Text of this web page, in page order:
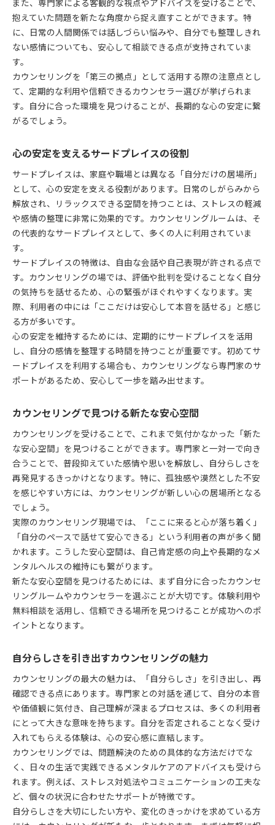
カウンセリングで実感する癒やしの効果
サードプレイスで心が安らぐカウンセリング体験
癒やしを深めるカウンセリングの活用方法
安心して癒やされるカウンセリングの魅力
また、専門家による客観的な視点やアドバイスを受けることで、
抱えていた問題を新たな角度から捉え直すことができます。特
に、日常の人間関係では話しづらい悩みや、自分でも整理しきれ
ない感情についても、安心して相談できる点が支持されていま
す。
カウンセリングを「第三の拠点」として活用する際の注意点とし
て、定期的な利用や信頼できるカウンセラー選びが挙げられま
す。自分に合った環境を見つけることが、長期的な心の安定に繋
がるでしょう。
心の安定を支えるサードプレイスの役割
サードプレイスは、家庭や職場とは異なる「自分だけの居場所」
として、心の安定を支える役割があります。日常のしがらみから
解放され、リラックスできる空間を持つことは、ストレスの軽減
や感情の整理に非常に効果的です。カウンセリングルームは、そ
の代表的なサードプレイスとして、多くの人に利用されていま
す。
サードプレイスの特徴は、自由な会話や自己表現が許される点で
す。カウンセリングの場では、評価や批判を受けることなく自分
の気持ちを話せるため、心の緊張がほぐれやすくなります。実
際、利用者の中には「ここだけは安心して本音を話せる」と感じ
る方が多いです。
心の安定を維持するためには、定期的にサードプレイスを活用
し、自分の感情を整理する時間を持つことが重要です。初めてサ
ードプレイスを利用する場合も、カウンセリングなら専門家のサ
ポートがあるため、安心して一歩を踏み出せます。
カウンセリングで見つける新たな安心空間
カウンセリングを受けることで、これまで気付かなかった「新た
な安心空間」を見つけることができます。専門家と一対一で向き
合うことで、普段抑えていた感情や思いを解放し、自分らしさを
再発見するきっかけとなります。特に、孤独感や漠然とした不安
を感じやすい方には、カウンセリングが新しい心の居場所となる
でしょう。
実際のカウンセリング現場では、「ここに来ると心が落ち着く」
「自分のペースで話せて安心できる」という利用者の声が多く聞
かれます。こうした安心空間は、自己肯定感の向上や長期的なメ
ンタルヘルスの維持にも繋がります。
新たな安心空間を見つけるためには、まず自分に合ったカウンセ
リングルームやカウンセラーを選ぶことが大切です。体験利用や
無料相談を活用し、信頼できる場所を見つけることが成功へのポ
イントとなります。
自分らしさを引き出すカウンセリングの魅力
カウンセリングの最大の魅力は、「自分らしさ」を引き出し、再
確認できる点にあります。専門家との対話を通じて、自分の本音
や価値観に気付き、自己理解が深まるプロセスは、多くの利用者
にとって大きな意味を持ちます。自分を否定されることなく受け
入れてもらえる体験は、心の安心感に直結します。
カウンセリングでは、問題解決のための具体的な方法だけでな
く、日々の生活で実践できるメンタルケアのアドバイスも受けら
れます。例えば、ストレス対処法やコミュニケーションの工夫な
ど、個々の状況に合わせたサポートが特徴です。
自分らしさを大切にしたい方や、変化のきっかけを求めている方